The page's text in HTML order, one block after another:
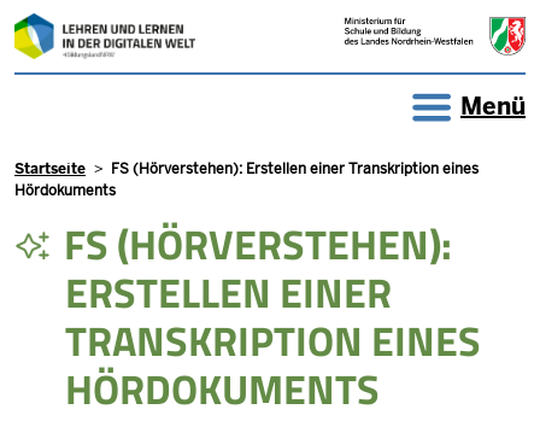
Direkt zum Inhalt
Menü
Pfadnavigation
Startseite
FS (Hörverstehen): Erstellen einer Transkription eines
Hördokuments
FS (HÖRVERSTEHEN):
ERSTELLEN EINER
TRANSKRIPTION EINES
HÖRDOKUMENTS